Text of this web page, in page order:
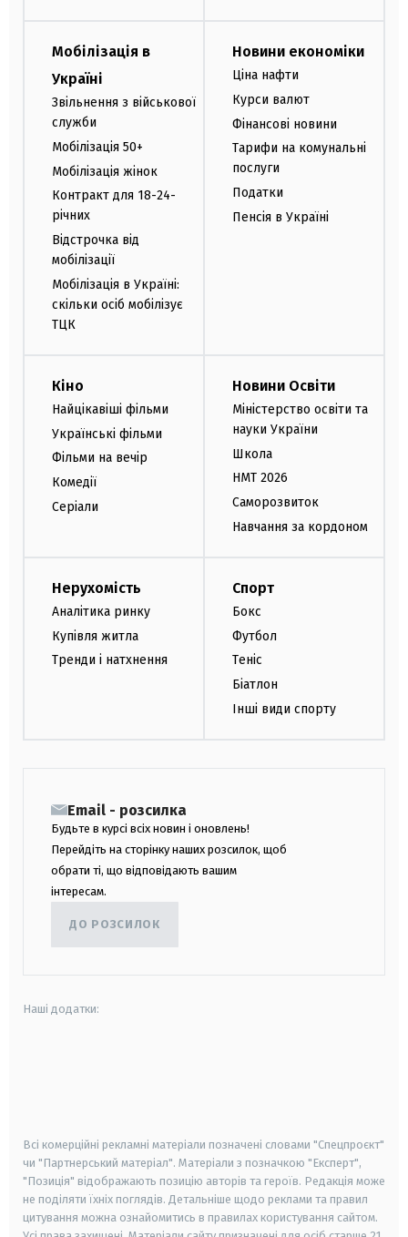
Мобілізація в
Україні
Звільнення з військової
служби
Мобілізація 50+
Мобілізація жінок
Контракт для 18-24-
річних
Відстрочка від
мобілізації
Мобілізація в Україні:
скільки осіб мобілізує
ТЦК
Новини економіки
Ціна нафти
Курси валют
Фінансові новини
Тарифи на комунальні
послуги
Податки
Пенсія в Україні
Кіно
Найцікавіші фільми
Українські фільми
Фільми на вечір
Комедії
Серіали
Новини Освіти
Міністерство освіти та
науки України
Школа
НМТ 2026
Саморозвиток
Навчання за кордоном
Нерухомість
Аналітика ринку
Купівля житла
Тренди і натхнення
Спорт
Бокс
Футбол
Теніс
Біатлон
Інші види спорту
Email - розсилка
Будьте в курсі всіх новин і оновлень!
Перейдіть на сторінку наших розсилок, щоб
обрати ті, що відповідають вашим
інтересам.
ДО РОЗСИЛОК
Наші додатки:
Всі комерційні рекламні матеріали позначені словами "Спецпроєкт"
чи "Партнерський матеріал". Матеріали з позначкою "Експерт",
"Позиція" відображають позицію авторів та героїв. Редакція може
не поділяти їхніх поглядів. Детальніше щодо реклами та правил
цитування можна ознайомитись в правилах користування сайтом.